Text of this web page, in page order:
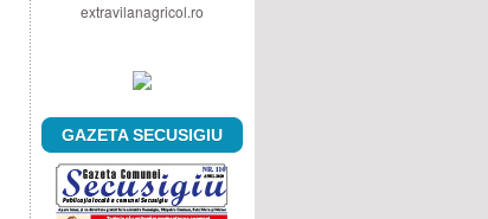
extravilanagricol.ro
GAZETA SECUSIGIU